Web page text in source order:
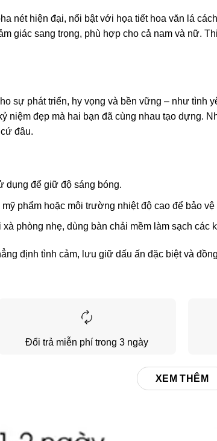
nét hiện đại, nổi bật với họa tiết hoa văn lá
giác sang trọng, phù hợp cho cả nam và nữ.
sự phát triển, hy vọng và bền vững – như
niệm đẹp mà hai bạn đã cùng nhau tạo dựng.
đâu.
dụng để giữ độ sáng bóng.
phẩm hoặc môi trường nhiệt độ cao để bảo vệ
phòng nhẹ, dùng bàn chải mềm làm sạch các
định tình cảm, lưu giữ dấu ấn đặc biệt và
Đổi trả miễn phí trong 3 ngày
XEM THÊM